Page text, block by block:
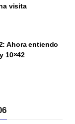
visita
Ahora entiendo
10×42